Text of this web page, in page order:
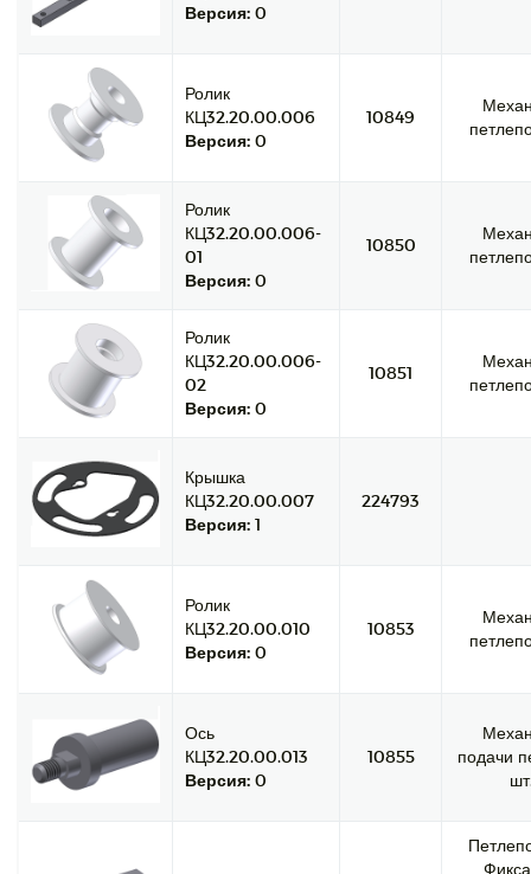
Версия: 0
Ролик
КЦ32.20.00.006
Версия: 0
10849
Ролик
КЦ32.20.00.006-
01
Версия: 0
10850
Ролик
КЦ32.20.00.006-
02
Версия: 0
10851
Крышка
КЦ32.20.00.007
Версия: 1
224793
Ролик
КЦ32.20.00.010
Версия: 0
10853
Ось
КЦ32.20.00.013
Версия: 0
10855
подачи